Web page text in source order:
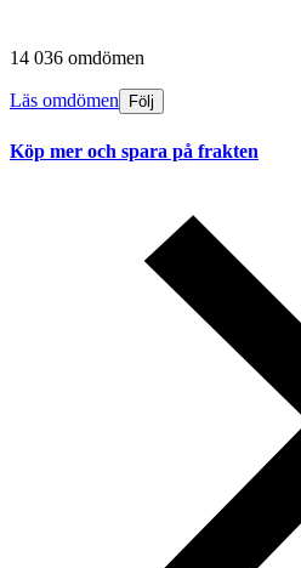
14 036 omdömen
Läs omdömen Följ
Köp mer och spara på frakten